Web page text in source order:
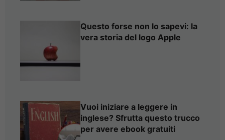
Questo forse non lo sapevi: la
vera storia del logo Apple
Vuoi iniziare a leggere in
inglese? Sfrutta questo trucco
per avere ebook gratuiti